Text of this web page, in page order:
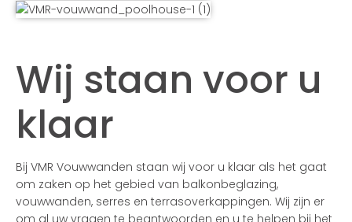
Wij staan voor u
klaar
Bij VMR Vouwwanden staan wij voor u klaar als het gaat
om zaken op het gebied van balkonbeglazing,
vouwwanden, serres en terrasoverkappingen. Wij zijn er
om al uw vragen te beantwoorden en u te helpen bij het